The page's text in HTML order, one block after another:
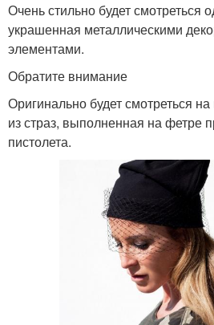
Очень стильно будет смотреться
украшенная металлическими
элементами.
Обратите внимание
Оригинально будет смотреться
из страз, выполненная на фетре
пистолета.